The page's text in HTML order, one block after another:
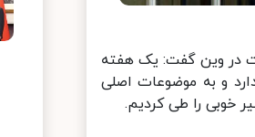
در وین گفت: یک هفته
و به موضوعات اصلی
را طی کردیم.